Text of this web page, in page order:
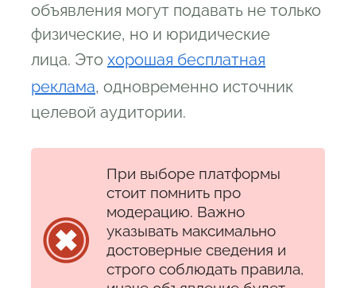
объявления могут подавать не только
физические, но и юридические
лица. Это хорошая бесплатная
реклама, одновременно источник
целевой аудитории.
При выборе платформы
стоит помнить про
модерацию. Важно
указывать максимально
достоверные сведения и
строго соблюдать правила,